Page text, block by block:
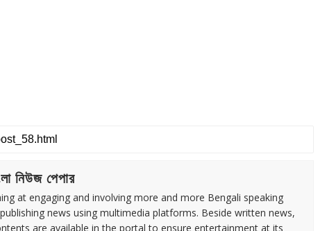
নিউজ পেপার
at engaging and involving more and more Bengali speaking
news using multimedia platforms. Beside written news,
are available in the portal to ensure entertainment at its